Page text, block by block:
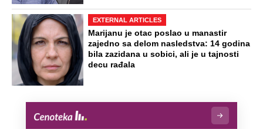
EXTERNAL ARTICLES
Marijanu je otac poslao u manastir
zajedno sa delom nasledstva: 14 godina
bila zazidana u sobici, ali je u tajnosti
decu rađala